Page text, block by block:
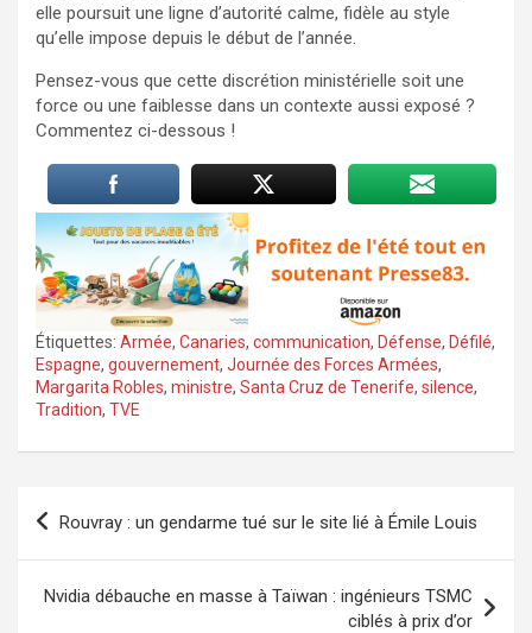
elle poursuit une ligne d’autorité calme, fidèle au style
qu’elle impose depuis le début de l’année.
Pensez-vous que cette discrétion ministérielle soit une
force ou une faiblesse dans un contexte aussi exposé ?
Commentez ci-dessous !
Étiquettes: Armée, Canaries, communication, Défense, Défilé,
Espagne, gouvernement, Journée des Forces Armées,
Margarita Robles, ministre, Santa Cruz de Tenerife, silence,
Tradition, TVE
Navigation
Rouvray : un gendarme tué sur le site lié à Émile Louis
Nvidia débauche en masse à Taïwan : ingénieurs TSMC
ciblés à prix d’or